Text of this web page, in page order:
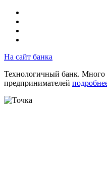
На сайт банка
Технологичный банк. Много
предпринимателей